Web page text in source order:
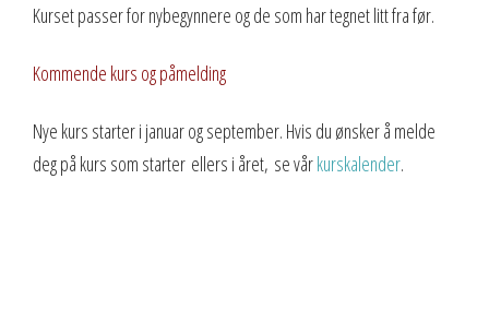
Kurset passer for nybegynnere og de som har tegnet litt fra før.
Kommende kurs og påmelding
Nye kurs starter i januar og september. Hvis du ønsker å melde
deg på kurs som starter ellers i året, se vårkurskalender.